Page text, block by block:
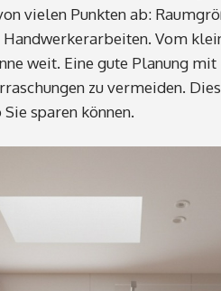
vielen Punkten ab:
Vom
weit. Eine gute Planung
zu vermeiden.
sparen können.